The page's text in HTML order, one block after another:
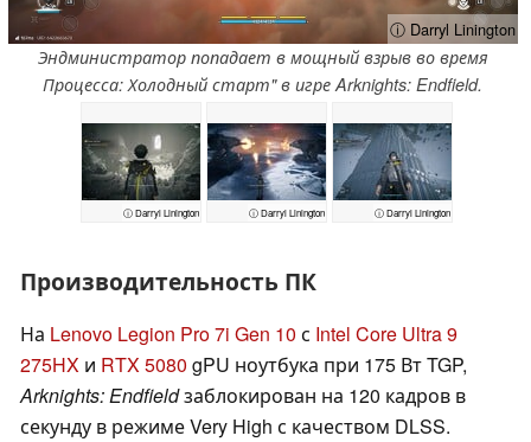
ⓘ Darryl Linington
Эндминистратор попадает в мощный взрыв во время
Процесса: Холодный старт" в игре Arknights: Endfield.
ⓘ Darryl Linington ⓘ Darryl Linington ⓘ Darryl Linington
Производительность ПК
На Lenovo Legion Pro 7i Gen 10 с Intel Core Ultra 9
275HX и RTX 5080 gPU ноутбука при 175 Вт TGP,
Arknights: Endfieldзаблокирован на 120 кадров в
секунду в режиме Very High с качеством DLSS.